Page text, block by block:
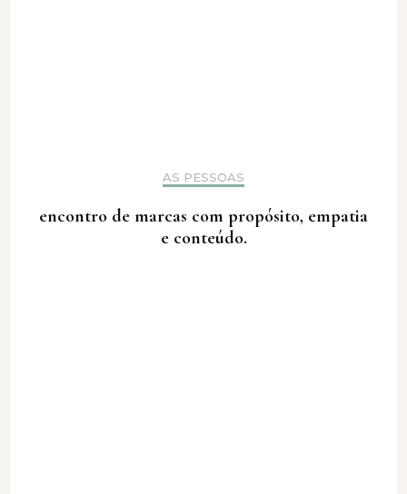
AS PESSOAS
encontro de marcas com propósito, empatia
e conteúdo.